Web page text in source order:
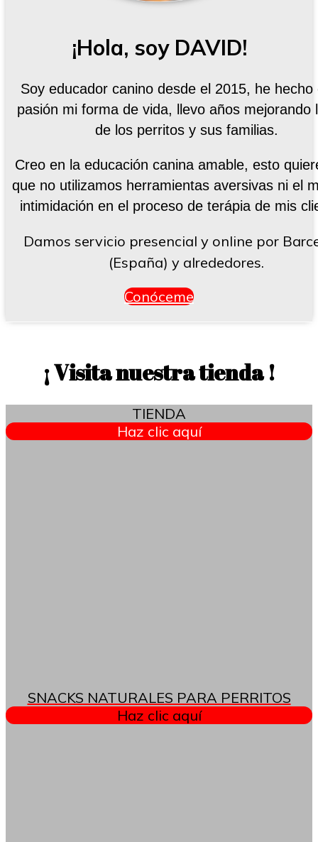
¡Hola, soy DAVID!
Soy educador canino desde el 2015, he hecho
pasión mi forma de vida, llevo años mejorando
de los perritos y sus familias.
Creo en la educación canina amable, esto
que no utilizamos herramientas aversivas ni el
intimidación en el proceso de terápia de mis
Damos servicio presencial y online por
(España) y alrededores.
Conóceme
¡ Visita nuestra tienda !
TIENDA
Haz clic aquí
SNACKS NATURALES PARA PERRITOS
Haz clic aquí